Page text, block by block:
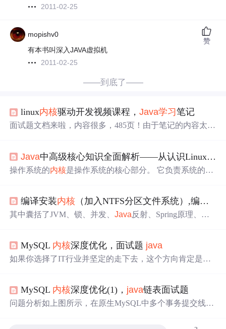
2011-02-25
mopishv0
有本书叫深入JAVA虚拟机
2011-02-25
赞
——到底了——
linux内核驱动开发视频课程，Java学习笔记
面试题文档来啦，内容很多，485页！由于笔记的内容太
没办法全部展示出来，下面只截取部分内容展示。
Java中高级核心知识全面解析——从认识Linux操作系统开始（什么是操作系统？分类、
操作系统的内核是操作系统的核心部分。 它负责系统的内
的操作系统。 常见的Linux系统发行版有:,,,,等等。unix与li
nux的体系架构：分为用户态与内核态。 用户态与内核
使用不当，将会造成系统崩溃等后果。 为了避免这种情况
发生，cpu将指令划分为特权级(内核态)指令和非特权级(用
户态)指令
编译安装内核 （加入NTFS分区文件系统）,编译
其中囊括了JVM、锁、并发、Java反射、Spring原理、微
MySQL 内核深度优化，面试题 java
如果你选择了IT行业并坚定的走下去，这个方向肯定是没
df）都整理在本文中了《Java中高级核心知识全面解析》
小米商场项目实战，别再担心面试没有实战项目：一个人
MySQL 内核深度优化(1)， java链表面试题
问题分析如上图所示，在原生MySQL中多个事务提交线程